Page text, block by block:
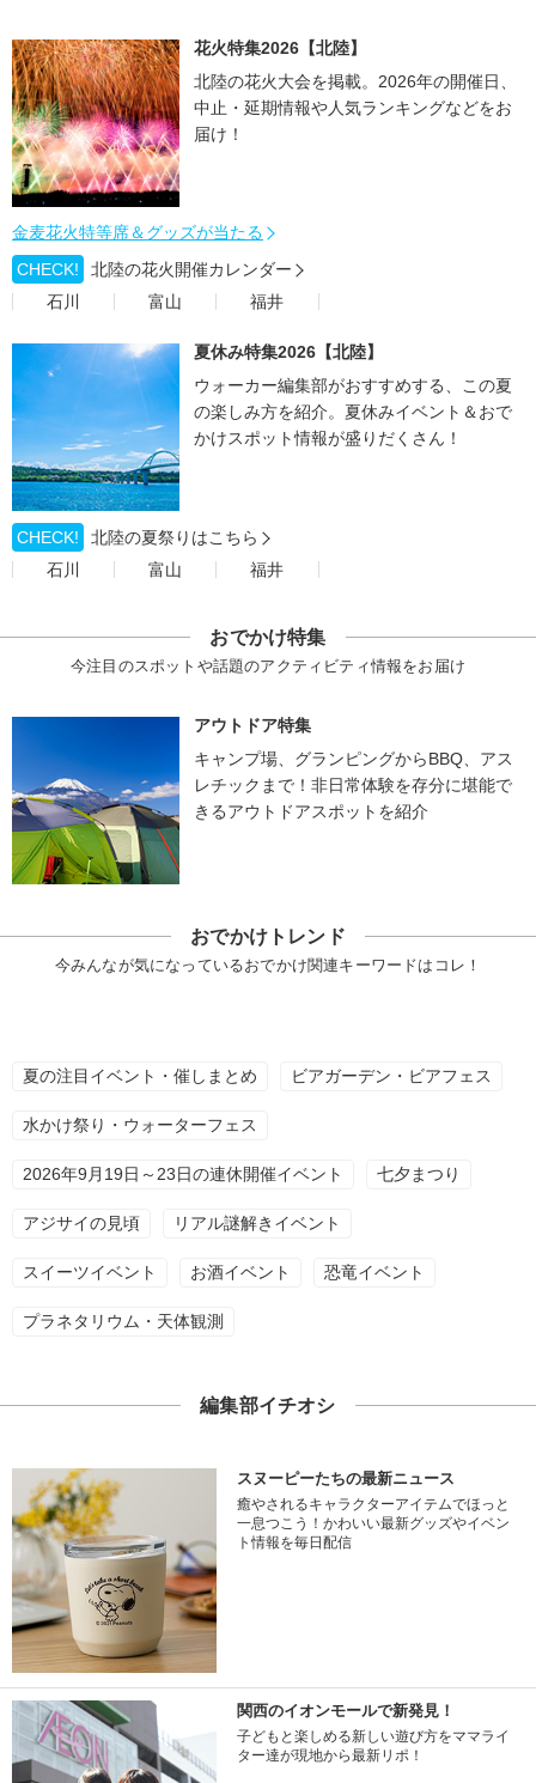
花火特集2026【北陸】
北陸の花火大会を掲載。2026年の開催日、
中止・延期情報や人気ランキングなどをお
届け！
金麦花火特等席＆グッズが当たる
CHECK!
北陸の花火開催カレンダー
石川
富山 福井
夏休み特集2026【北陸】
ウォーカー編集部がおすすめする、この夏
の楽しみ方を紹介。夏休みイベント＆おで
かけスポット情報が盛りだくさん！
CHECK!
北陸の夏祭りはこちら
石川
富山 福井
おでかけ特集
今注目のスポットや話題のアクティビティ情報をお届け
アウトドア特集
キャンプ場、グランピングからBBQ、アス
レチックまで！非日常体験を存分に堪能で
きるアウトドアスポットを紹介
おでかけトレンド
今みんなが気になっているおでかけ関連キーワードはコレ！
夏の注目イベント・催しまとめ ビアガーデン・ビアフェス
水かけ祭り・ウォーターフェス
2026年9月19日～23日の連休開催イベント 七夕まつり
アジサイの見頃 リアル謎解きイベント
スイーツイベント お酒イベント 恐竜イベント
プラネタリウム・天体観測
編集部イチオシ
スヌーピーたちの最新ニュース
癒やされるキャラクターアイテムでほっと
一息つこう！かわいい最新グッズやイベン
ト情報を毎日配信
関西のイオンモールで新発見！
子どもと楽しめる新しい遊び方をママライ
ター達が現地から最新リポ！